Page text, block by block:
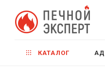
КАТАЛОГ